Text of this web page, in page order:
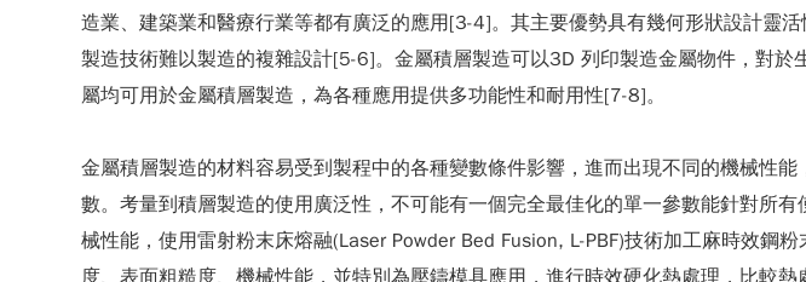
造業、建築業和醫療行業等都有廣泛的應用[3-4]。其主要優勢具有幾何形狀設計靈
製造技術難以製造的複雜設計[5-6]。金屬積層製造可以3D 列印製造金屬物件，對
屬均可用於金屬積層製造，為各種應用提供多功能性和耐用性[7-8]。
金屬積層製造的材料容易受到製程中的各種變數條件影響，進而出現不同的機械性
數。考量到積層製造的使用廣泛性，不可能有一個完全最佳化的單一參數能針對所
械性能，使用雷射粉末床熔融(Laser Powder Bed Fusion, L-PBF)技術加工麻時效
度、表面粗糙度、機械性能，並特別為壓鑄模具應用，進行時效硬化熱處理，比較熱